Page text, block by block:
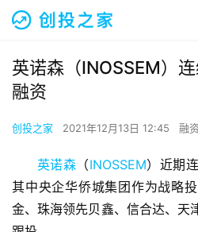
英诺森（INOSSEM）
融资
创投之家 2021年12月13日 12:45 融
英诺森 （INOSSEM）近期
其中央企华侨城集团作为战略
金、珠海领先贝鑫、信合达、天